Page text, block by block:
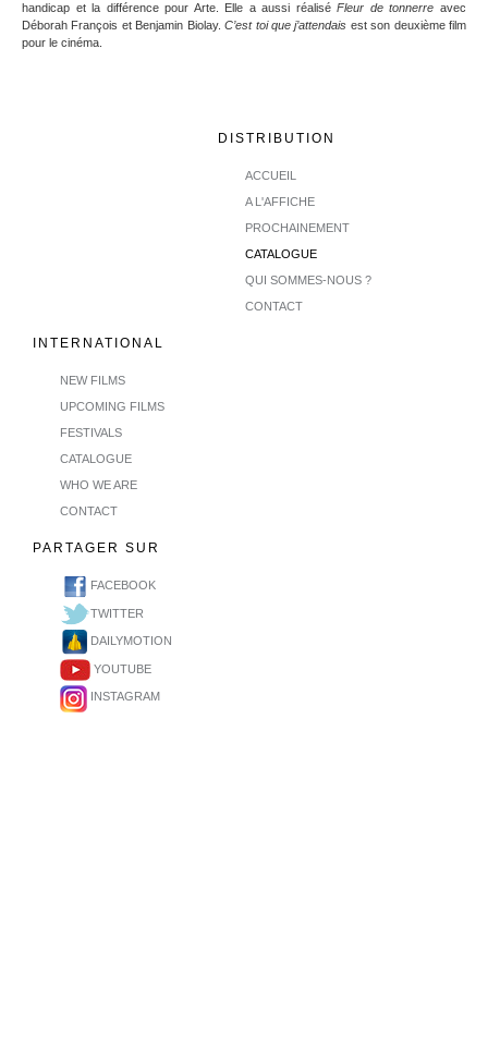
handicap et la différence pour Arte. Elle a aussi réaliséFleur de tonnerre avec
Déborah François et Benjamin Biolay.C’est toi que j’attendais est son deuxième film
pour le cinéma.
DISTRIBUTION
ACCUEIL
A L'AFFICHE
PROCHAINEMENT
CATALOGUE
QUI SOMMES-NOUS ?
CONTACT
INTERNATIONAL
NEW FILMS
UPCOMING FILMS
FESTIVALS
CATALOGUE
WHO WE ARE
CONTACT
PARTAGER SUR
FACEBOOK
TWITTER
DAILYMOTION
YOUTUBE
INSTAGRAM